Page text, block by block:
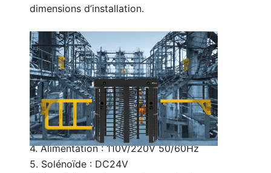
dimensions d’installation.
Paramètres techniques :
1. Taille : 2400*1500*2310 mm (peut être
personnalisé)
2. Largeur de voie : 650 mm (peut être
personnalisé)
3. Vitesse de passage : 30 personne/min
4. Alimentation : 110V/220V 50/60Hz
5. Solénoïde : DC24V